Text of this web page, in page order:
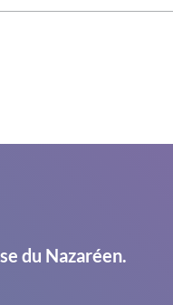
du Nazaréen.